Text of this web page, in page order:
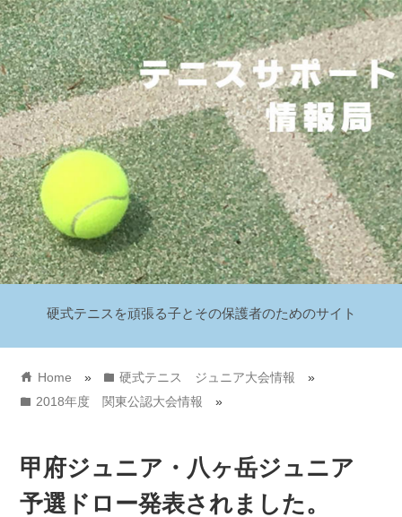
硬式テニスを頑張る子とその保護者のためのサイト
home Home » folder硬式テニス ジュニア大会情報 »
folder 2018年度 関東公認大会情報 »
甲府ジュニア・八ヶ岳ジュニア
予選ドロー発表されました。